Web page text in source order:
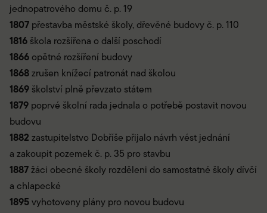
jednopatrového domu č. p. 19
1807 přestavba městské školy, dřevěné budovy č. p. 110
1816 škola rozšířena o další poschodí
1866 opětné rozšíření budovy
1868zrušen knížecí patronát nad školou
1869 školství plně převzato státem
1879 poprvé školní rada jednala o potřebě postavit novou
budovu
1882 zastupitelstvo Dobříše přijalo návrh vést jednání
a zakoupit pozemek č. p. 35 pro stavbu
1887žáci obecné školy rozděleni do samostatné školy dívčí
a chlapecké
1895vyhotoveny plány pro novou budovu